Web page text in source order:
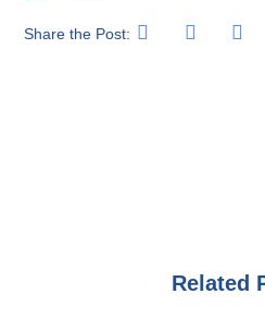
Share the Post:
Related